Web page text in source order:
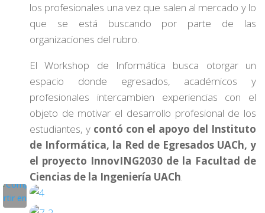
los profesionales una vez que salen al mercado y lo
que se está buscando por parte de las
organizaciones del rubro.
El Workshop de Informática busca otorgar un
espacio donde egresados, académicos y
profesionales intercambien experiencias con el
objeto de motivar el desarrollo profesional de los
estudiantes, y contó con el apoyo del Instituto
de Informática, la Red de Egresados UACh, y
el proyecto InnovING2030 de la Facultad de
Ciencias de la Ingeniería UACh.